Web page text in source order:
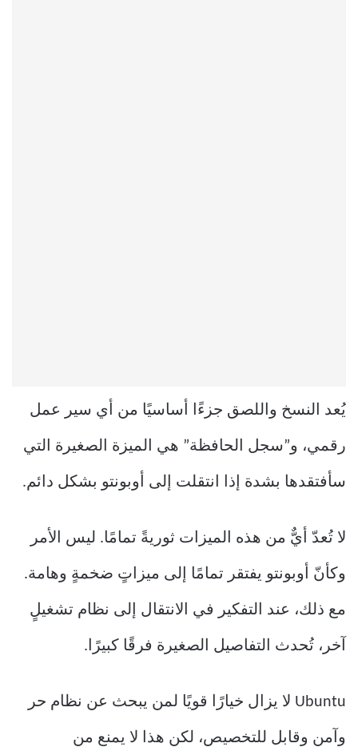
يُعد النسخ واللصق جزءًا أساسيًا من أي سير عمل
رقمي، و”سجل الحافظة” هي الميزة الصغيرة التي
سأفتقدها بشدة إذا انتقلت إلى أوبونتو بشكل دائم.
لا تُعدّ أيٌّ من هذه الميزات ثوريةً تمامًا. ليس الأمر
وكأنّ أوبونتو يفتقر تمامًا إلى ميزاتٍ ضخمةٍ وهامة.
مع ذلك، عند التفكير في الانتقال إلى نظام تشغيلٍ
آخر، تُحدث التفاصيل الصغيرة فرقًا كبيرًا.
Ubuntu لا يزال خيارًا قويًا لمن يبحث عن نظام حر
وآمن وقابل للتخصيص، لكن هذا لا يمنع من